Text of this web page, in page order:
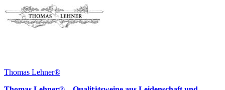
Thomas Lehner®